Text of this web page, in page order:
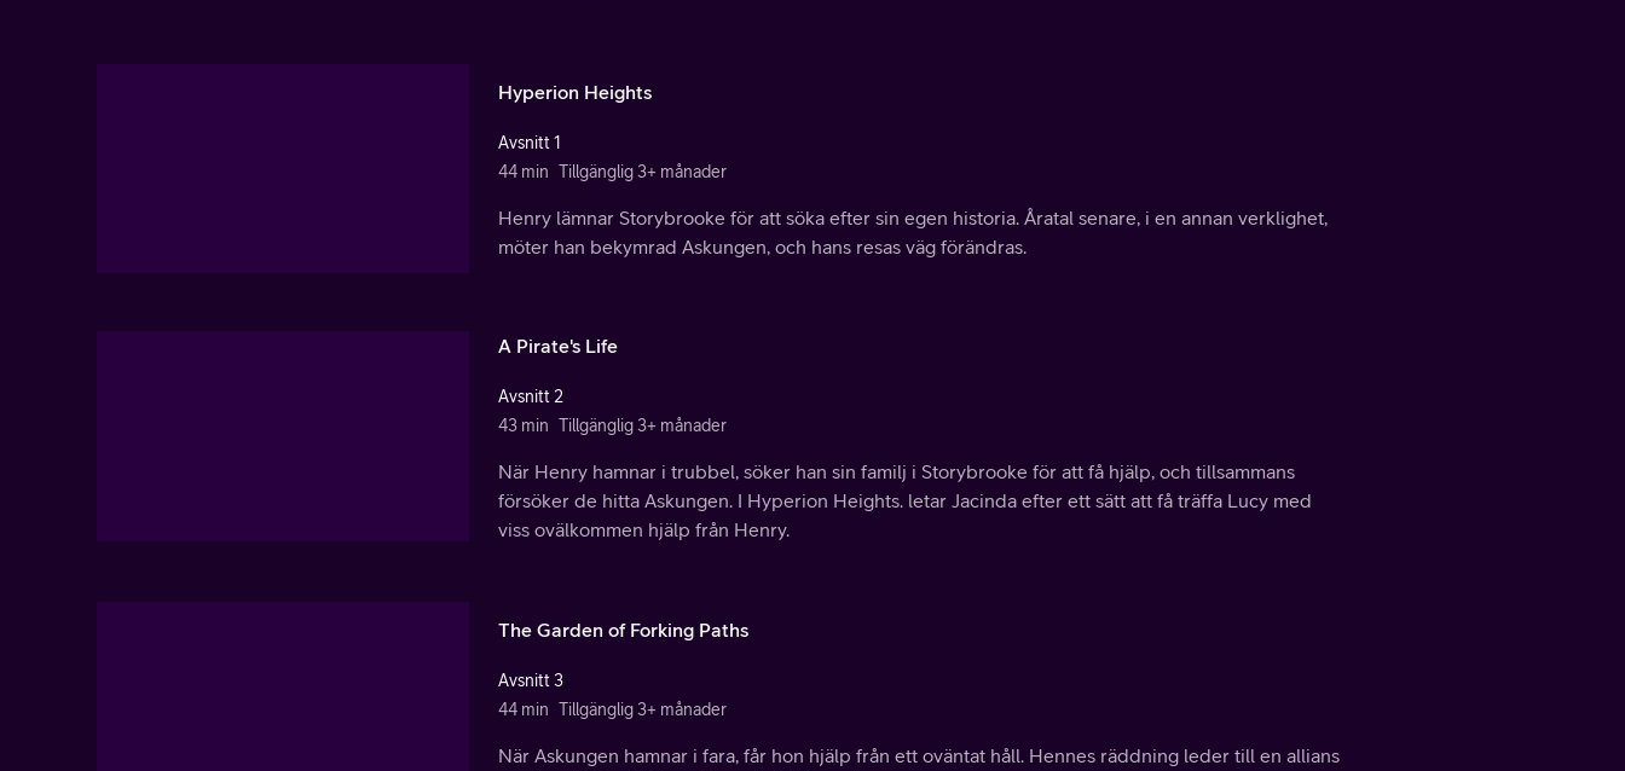
Hyperion Heights
Avsnitt 1
44 min Tillgänglig 3+ månader
Henry lämnar Storybrooke för att söka efter sin egen historia. Åratal senare, i en annan verklighet,
möter han bekymrad Askungen, och hans resas väg förändras.
A Pirate's Life
Avsnitt 2
43 min Tillgänglig 3+ månader
När Henry hamnar i trubbel, söker han sin familj i Storybrooke för att få hjälp, och tillsammans
försöker de hitta Askungen. I Hyperion Heights. letar Jacinda efter ett sätt att få träffa Lucy med
viss ovälkommen hjälp från Henry.
The Garden of Forking Paths
Avsnitt 3
44 min Tillgänglig 3+ månader
När Askungen hamnar i fara, får hon hjälp från ett oväntat håll. Hennes räddning leder till en allians